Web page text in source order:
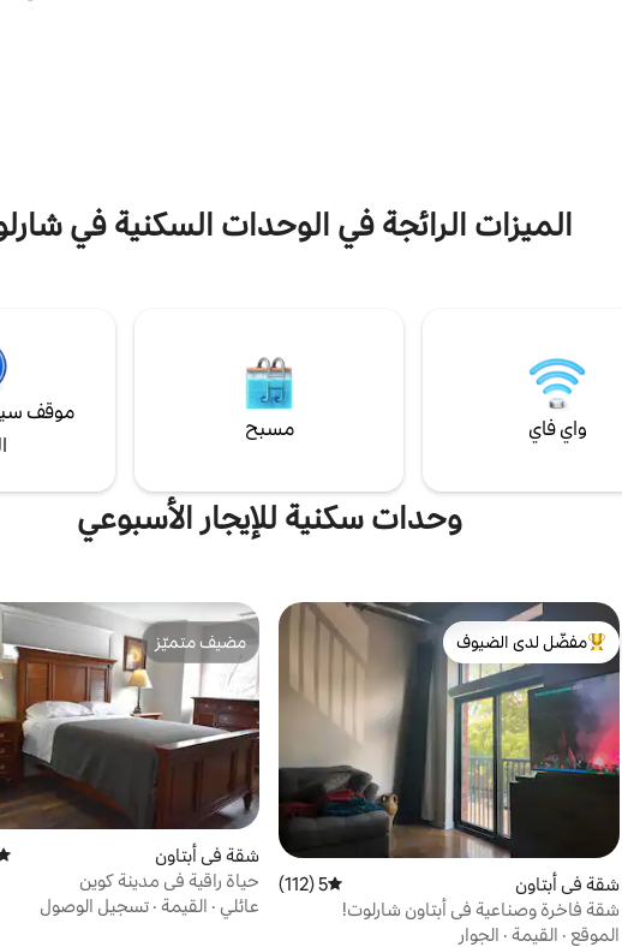
الميزات الرائجة في الوحدات السكنية في
واي فاي مسبح
موقف
وحدات سكنية للإيجار الأسبوعي
من أبرز البيوت المفضّلة لدى الضيوف
مفضّل لدى الضيوف
شقة في أبتاون متوسط التقييم 5 من 5، 112 مراجعات
5 (112)
شقة فاخرة وصناعية في أبتاون شارلوت!
الموقع · القيمة · الجوار
مضيف متميّز
مضيف متميّز
شقة في أبتاون
حياة راقية في مدينة كوين
عائلي · القيمة · تسجيل الوصول